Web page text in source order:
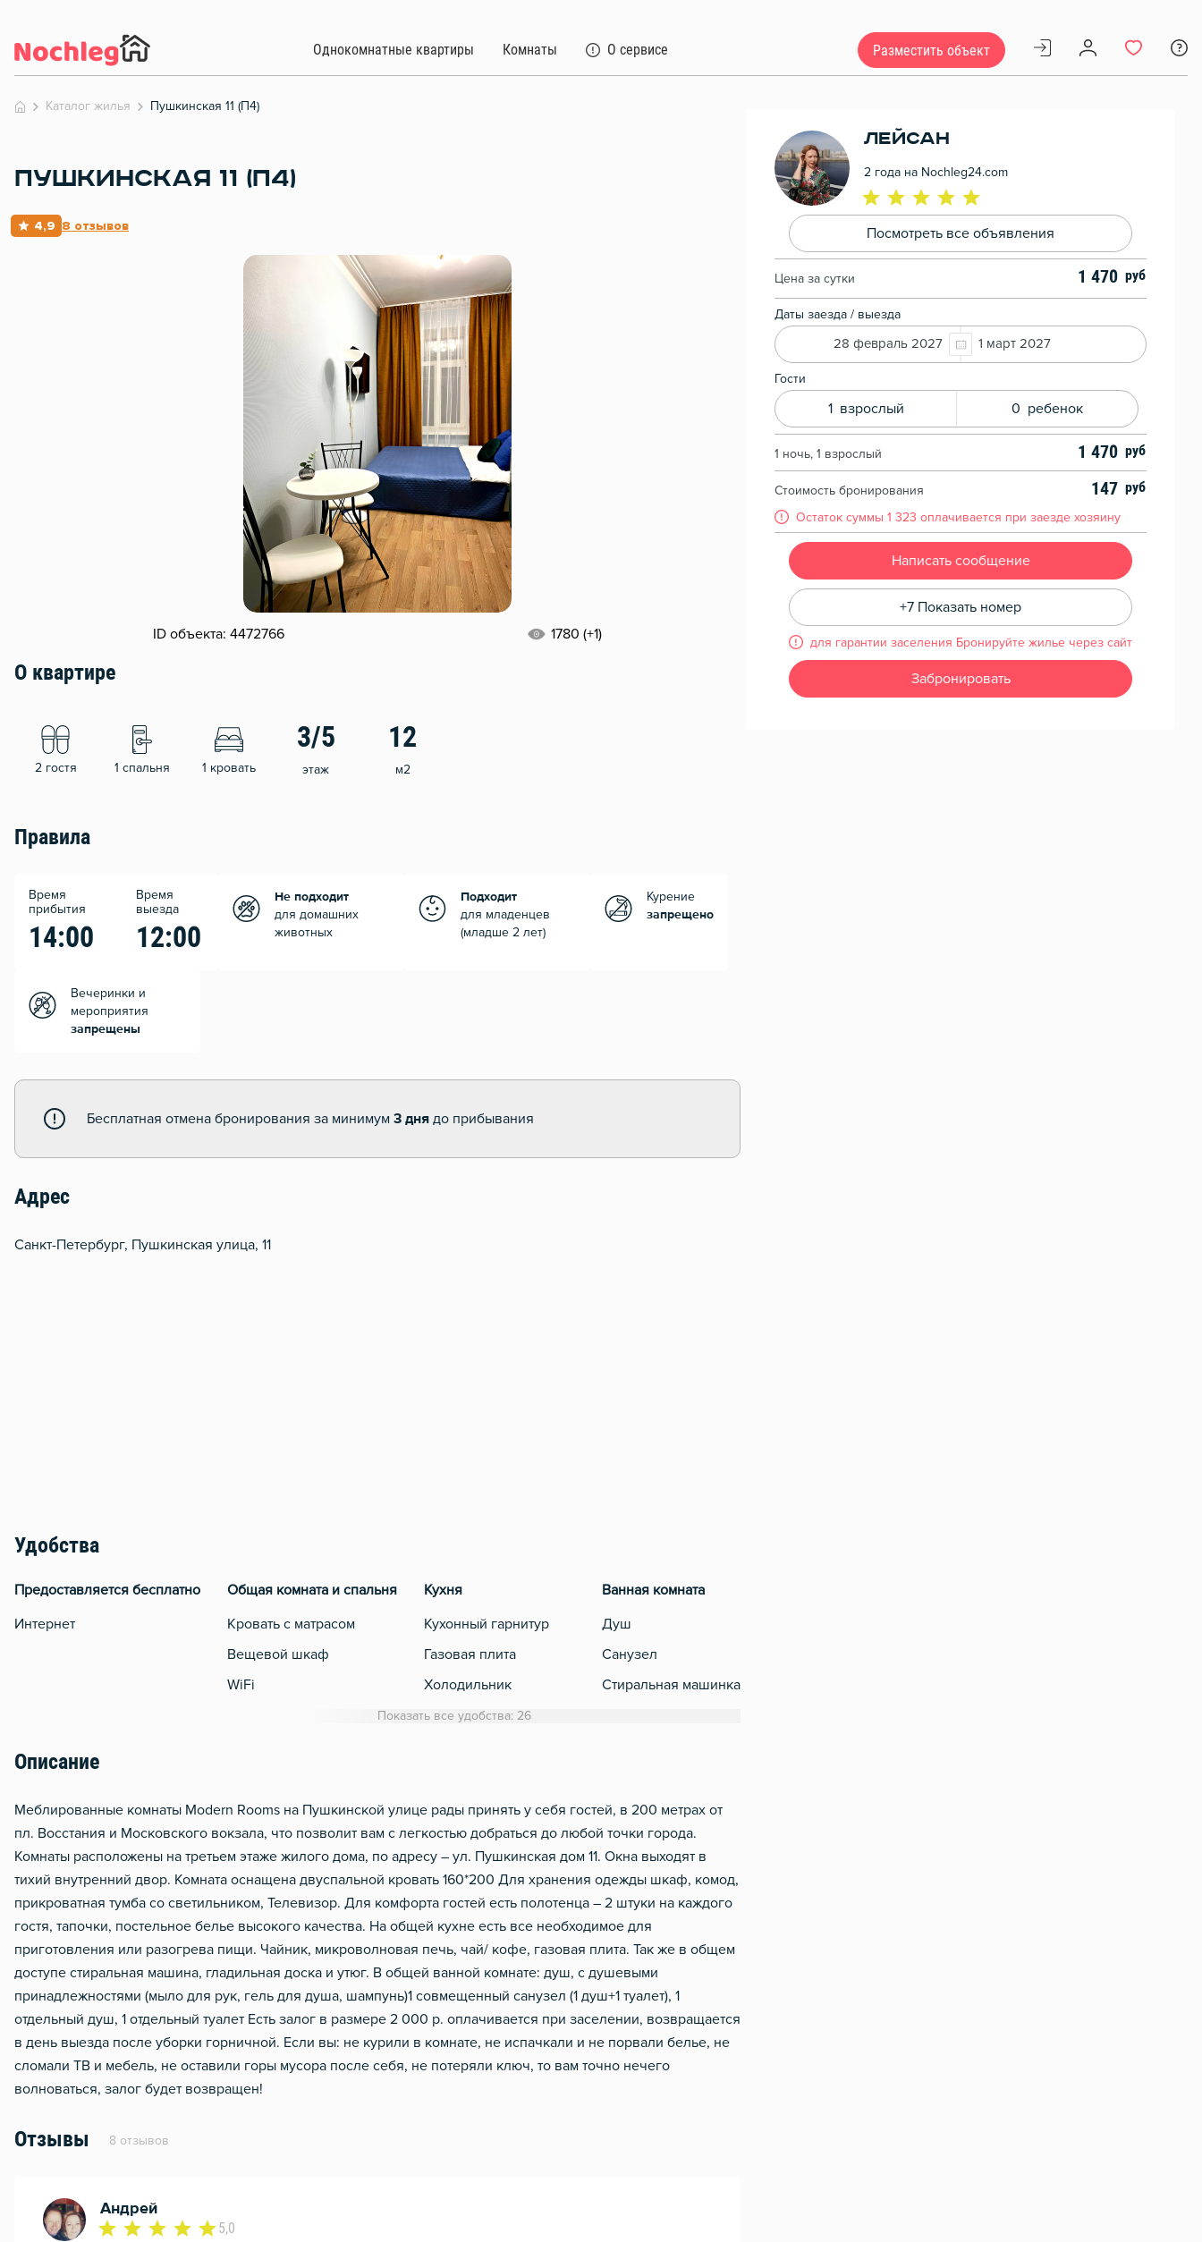
Однокомнатные квартиры Комнаты О сервисе Разместить объект
Каталог жилья Пушкинская 11 (П4)
ПУШКИНСКАЯ 11 (П4)
4,9 8 отзывов
ID объекта: 4472766 1780 (+1)
О квартире
2 гостя 1 спальня 1 кровать
3/5
этаж
12
м2
Правила
Время
прибытия
14:00
Время
выезда
12:00
Не подходит
для домашних
животных
Подходит
для младенцев
(младше 2 лет)
Курение
запрещено
Вечеринки и
мероприятия
запрещены
Бесплатная отмена бронирования за минимум 3 дня до прибывания
Адрес
Санкт-Петербург, Пушкинская улица, 11
Удобства
Предоставляется бесплатно
Интернет
Общая комната и спальня
Кровать с матрасом
Вещевой шкаф
WiFi
Отопление
Тапочки
Кухня
Кухонный гарнитур
Газовая плита
Холодильник
Обеденный стол
Посуда
Столовые приборы
Фильтр для воды
Ванная комната
Душ
Санузел
Стиральная машинка
Шампунь, мыло
Показать все удобства: 26
Описание
Меблированные комнаты Modern Rooms на Пушкинской улице рады принять у себя гостей, в 200 метрах от
пл. Восстания и Московского вокзала, что позволит вам с легкостью добраться до любой точки города.
Комнаты расположены на третьем этаже жилого дома, по адресу – ул. Пушкинская дом 11. Окна выходят в
тихий внутренний двор. Комната оснащена двуспальной кровать 160*200 Для хранения одежды шкаф, комод,
прикроватная тумба со светильником, Телевизор. Для комфорта гостей есть полотенца – 2 штуки на каждого
гостя, тапочки, постельное белье высокого качества. На общей кухне есть все необходимое для
приготовления или разогрева пищи. Чайник, микроволновая печь, чай/ кофе, газовая плита. Так же в общем
доступе стиральная машина, гладильная доска и утюг. В общей ванной комнате: душ, с душевыми
принадлежностями (мыло для рук, гель для душа, шампунь)1 совмещенный санузел (1 душ+1 туалет), 1
отдельный душ, 1 отдельный туалет Есть залог в размере 2 000 р. оплачивается при заселении, возвращается
в день выезда после уборки горничной. Если вы: не курили в комнате, не испачкали и не порвали белье, не
сломали ТВ и мебель, не оставили горы мусора после себя, не потеряли ключ, то вам точно нечего
волноваться, залог будет возвращен!
Отзывы 8 отзывов
Андрей
5,0
Лейсан
2 года на Nochleg24.com
Посмотреть все объявления
Цена за сутки 1 470
Даты заезда / выезда
28 февраль 2027 1 март 2027
Гости
1 взрослый 0 ребенок
1 ночь, 1 взрослый 1 470
Стоимость бронирования 147
Остаток суммы 1 323 оплачивается при заезде хозяину
Написать сообщение
+7 Показать номер
для гарантии заселения Бронируйте жилье через сайт
Забронировать